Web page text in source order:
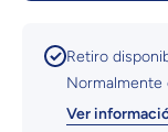
Retiro
Normalmente
Ver